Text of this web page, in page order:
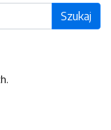
Szukaj